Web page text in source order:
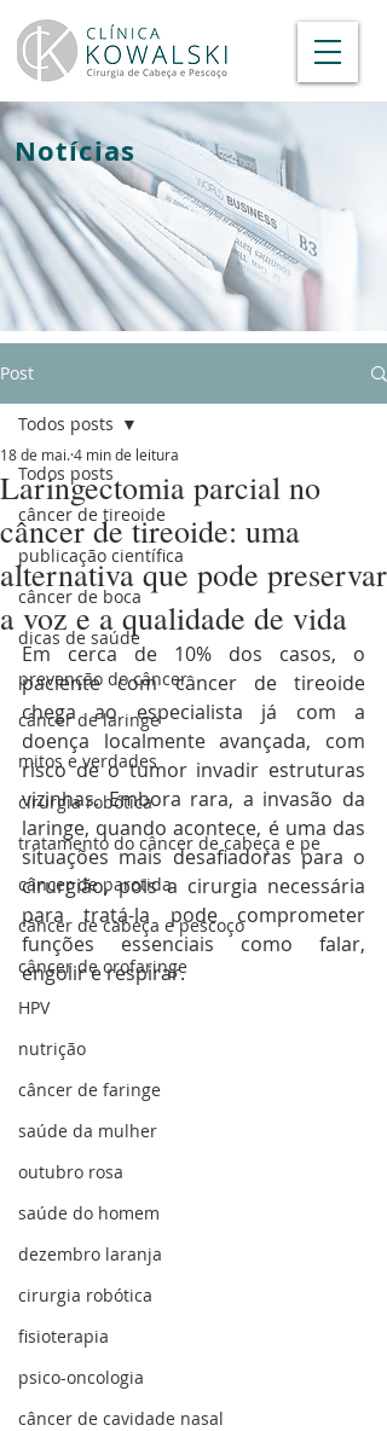
Notícias
Post
Todos posts
câncer de tireoide
publicação científica
câncer de boca
dicas de saúde
prevenção do câncer
câncer de laringe
mitos e verdades
cirurgia robótica
tratamento do câncer de cabeça e pe
câncer de parotida
câncer de cabeça e pescoço
câncer de orofaringe
HPV
nutrição
câncer de faringe
saúde da mulher
outubro rosa
saúde do homem
dezembro laranja
cirurgia robótica
fisioterapia
psico-oncologia
câncer de cavidade nasal
Todos posts
Laringectomia parcial no
câncer de tireoide: uma
alternativa que pode preservar
a voz e a qualidade de vida
18 de mai.4 min de leitura
Em cerca de 10% dos casos, o
paciente com câncer de tireoide
chega ao especialista já com a
doença localmente avançada, com
risco de o tumor invadir estruturas
vizinhas. Embora rara, a invasão da
laringe, quando acontece, é uma das
situações mais desafiadoras para o
cirurgião, pois a cirurgia necessária
para tratá-la pode comprometer
funções essenciais como falar,
engolir e respirar.